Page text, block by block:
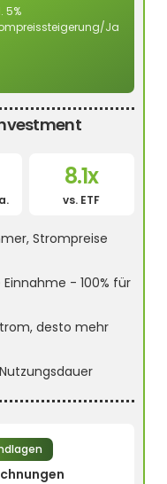
5%
Ja
8.1x
vs. ETF
Strompreise
Einnahme - 100% für
desto mehr